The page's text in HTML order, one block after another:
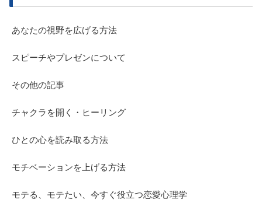
あなたの視野を広げる方法
スピーチやプレゼンについて
その他の記事
チャクラを開く・ヒーリング
ひとの心を読み取る方法
モチベーションを上げる方法
モテる、モテたい、今すぐ役立つ恋愛心理学